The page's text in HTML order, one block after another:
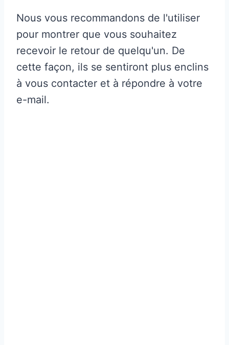
Nous vous recommandons de l'utiliser
pour montrer que vous souhaitez
recevoir le retour de quelqu'un. De
cette façon, ils se sentiront plus enclins
à vous contacter et à répondre à votre
e-mail.